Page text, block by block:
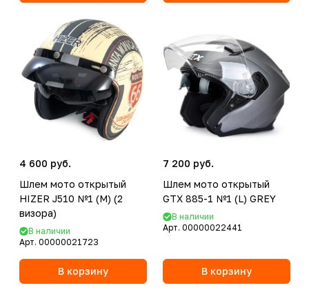
4 600 руб.
Шлем мото открытый
HIZER J510 №1 (M) (2
визора)
В наличии
Арт. 00000021723
В корзину
7 200 руб.
Шлем мото открытый
GTX 885-1 №1 (L) GREY
В наличии
Арт. 00000022441
В корзину